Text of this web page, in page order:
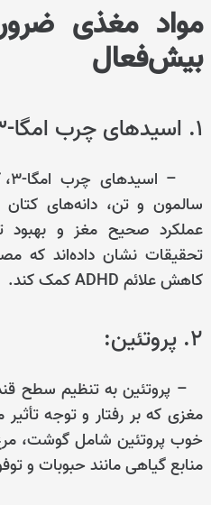
مواد مغذی
بیش‌فعال
۱. اسیدهای چرب امگا-۳:
–
سالمون و تن، دانه‌های
عملکرد صحیح مغز و بهبود
کاهش علائم ADHD کمک کند.
۲. پروتئین:
– پروتئین به تنظیم سطح
مغزی که بر رفتار و توجه
خوب پروتئین شامل گوشت،
منابع گیاهی مانند حبوبات و